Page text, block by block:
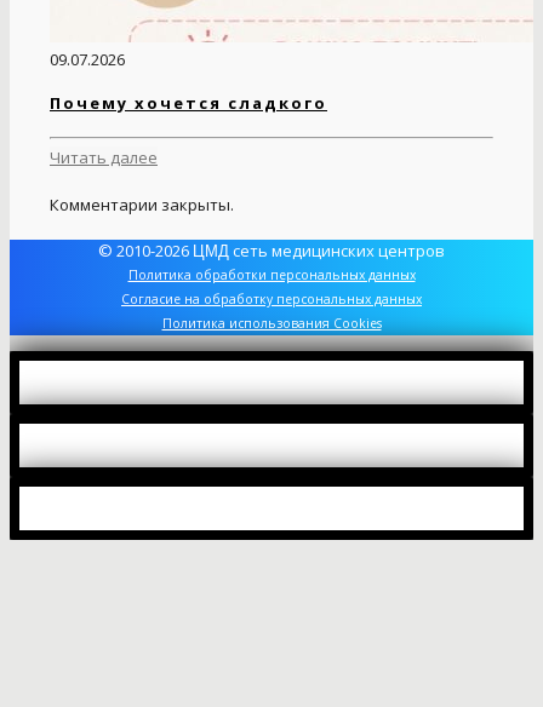
09.07.2026
Почему хочется сладкого
Читать далее
Комментарии закрыты.
© 2010-2026 ЦМД сеть медицинских центров
Политика обработки персональных данных
Согласие на обработку персональных данных
Политика использования Cookies